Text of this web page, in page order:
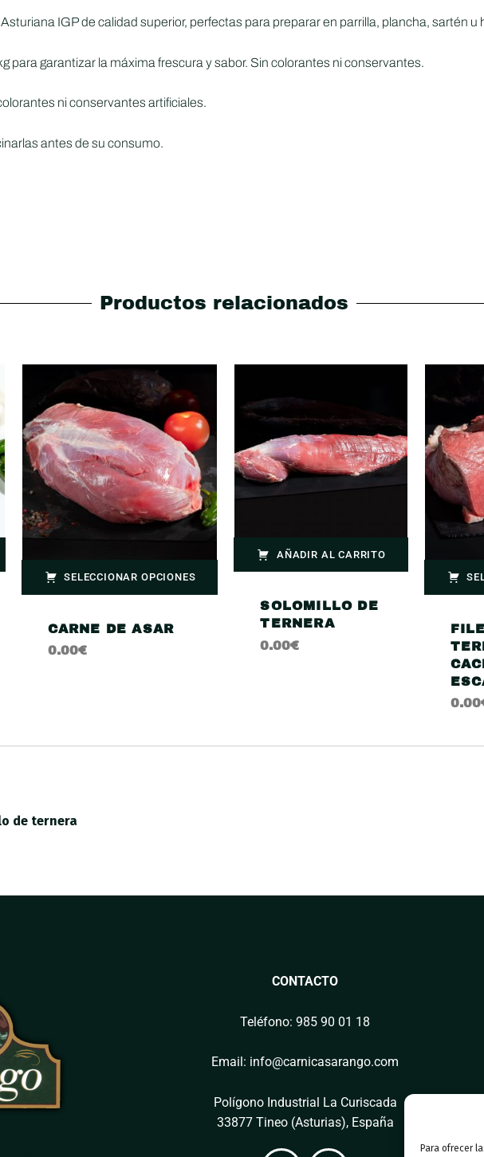
Para ofrecer
IGP de calidad superior, perfectas para preparar en parrilla, plancha, sartén u
para garantizar la máxima frescura y sabor. Sin colorantes ni conservantes.
ni conservantes artificiales.
antes de su consumo.
Productos relacionados
SELECCIONAR OPCIONES
CARNE DE ASAR
0.00€
AÑADIR AL CARRITO
SOLOMILLO DE
TERNERA
0.00€
0.00
de ternera
CONTACTO
Teléfono: 985 90 01 18
Email: info@carnicasarango.com
Polígono Industrial La Curiscada
33877 Tineo (Asturias), España